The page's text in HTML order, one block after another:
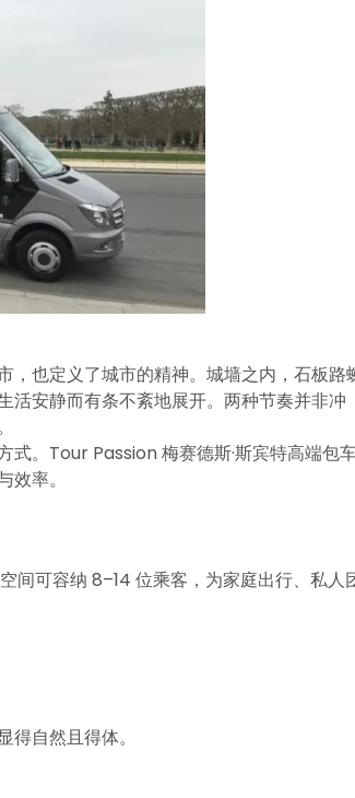
，也定义了城市的精神。城墙之内，石板路
活安静而有条不紊地展开。两种节奏并非冲
式。Tour Passion 梅赛德斯·斯宾特高端包
率。
间可容纳 8–14 位乘客，为家庭出行、私人
自然且得体。